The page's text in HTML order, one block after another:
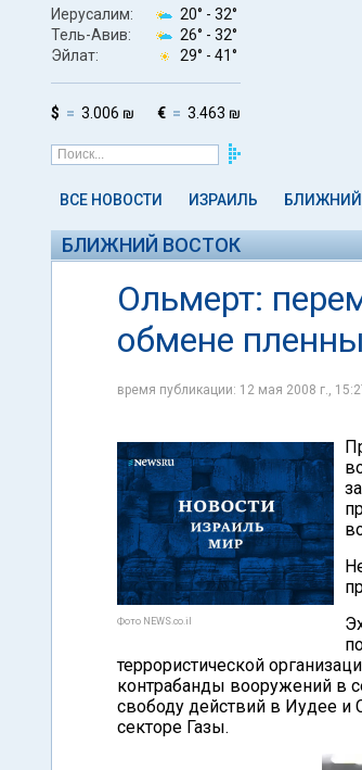
Иерусалим: 20° - 32°
Тель-Авив:
26° - 32°
Эйлат:
29° - 41°
$ 3.006 ₪ € 3.463 ₪
ВСЕ НОВОСТИ ИЗРАИЛЬ
БЛИЖНИЙ ВОСТОК
Ольмерт:
обмене
время публикации: 12 мая 2008 г.,
Фото NEWS.co.il
террористической
контрабанды вооружений в
свободу действий в Иудее и
секторе Газы.